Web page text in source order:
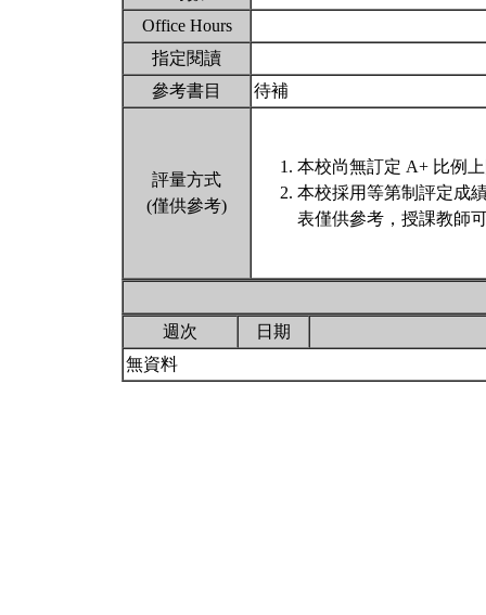
Office Hours
指定閱讀
參考書目
待補
評量方式
(僅供參考)
本校尚無訂定 A+ 比例
本校採用等第制評定成
表僅供參考，授課教師
週次
日期
無資料